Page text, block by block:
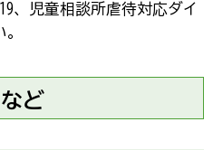
、児童相談所虐待対応ダイ
ど